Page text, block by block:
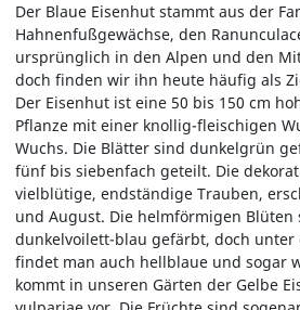
Der Blaue Eisenhut stammt aus der
Hahnenfußgewächse, den
ursprünglich in den Alpen und den
doch finden wir ihn heute häufig als
Der Eisenhut ist eine 50 bis 150 cm
Pflanze mit einer knollig-fleischigen
Wuchs. Die Blätter sind dunkelgrün
fünf bis siebenfach geteilt. Die
vielblütige, endständige Trauben,
und August. Die helmförmigen Blüten
dunkelvoilett-blau gefärbt, doch unter
findet man auch hellblaue und sogar
kommt in unseren Gärten der Gelbe